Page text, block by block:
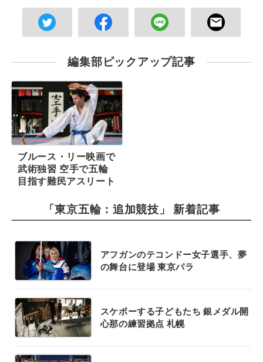
編集部ピックアップ記事
ブルース・リー映画で
武術独習 空手で五輪
目指す難民アスリート
「東京五輪：追加競技」 新着記事
アフガンのテコンドー女子選手、夢
の舞台に登場 東京パラ
スケボーする子どもたち 銀メダル開
心那の練習拠点 札幌